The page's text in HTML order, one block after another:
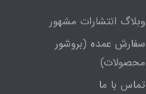
وبلاگ انتشارات مشهور
سفارش عمده (بروشور
محصولات)
تماس با ما